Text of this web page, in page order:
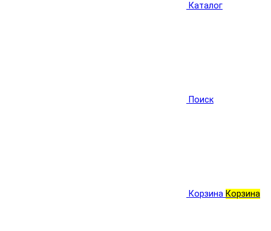
Каталог
Поиск
Корзина Корзина